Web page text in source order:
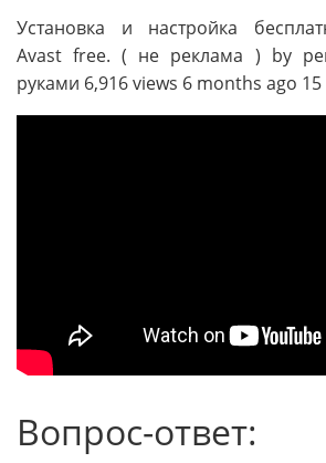
Установка и настройка
Avast free. ( не реклама ) by
руками 6,916 views 6 months ago
Вопрос-ответ: